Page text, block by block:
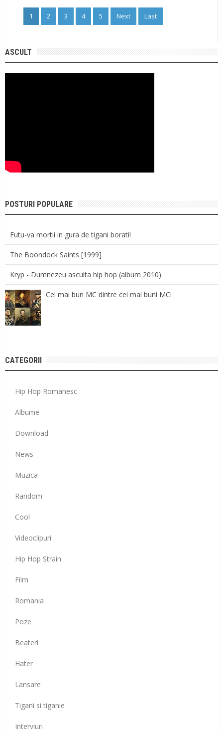
1 2 3 4 5 Next Last
ASCULT
POSTURI POPULARE
Futu-va mortii in gura de tigani borati!
The Boondock Saints [1999]
Kryp - Dumnezeu asculta hip hop (album 2010)
Cel mai bun MC dintre cei mai buni MCi
CATEGORII
Hip Hop Romanesc
Albume
Download
News
Muzica
Random
Cool
Videoclipuri
Hip Hop Strain
Film
Romania
Poze
Beateri
Hater
Lansare
Tigani si tiganie
Interviuri